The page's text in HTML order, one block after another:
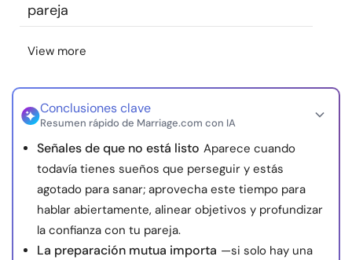
nosotros
pareja
View more
Conclusiones clave
Resumen rápido de Marriage.com con IA
Señales de que no está listo Aparece cuando
todavía tienes sueños que perseguir y estás
agotado para sanar; aprovecha este tiempo para
hablar abiertamente, alinear objetivos y profundizar
la confianza con tu pareja.
La preparación mutua importa —si solo hay una